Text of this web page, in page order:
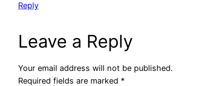
Reply
Leave a Reply
Your email address will not be published.
Required fields are marked *